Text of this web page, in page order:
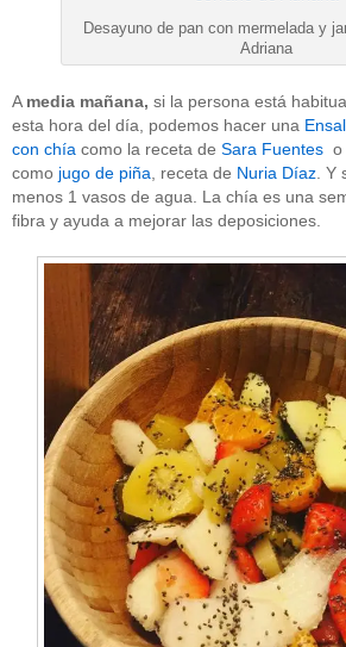
Desayuno de pan con mermelada y
Adriana
A media mañana, si la persona está
esta hora del día, podemos hacer una
con chía como la receta de Sara Fuentes o
como jugo de piña , receta de Nuria Díaz .
menos 1 vasos de agua. La chía es una
fibra y ayuda a mejorar las deposiciones.